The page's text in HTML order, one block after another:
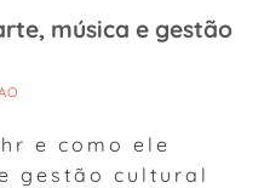
música e gestão
e como ele
gestão cultural